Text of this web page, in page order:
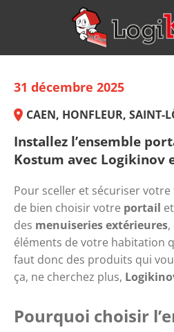
31 décembre 2025
CAEN, HONFLEUR, SAINT-
Installez l’ensemble
Kostum avec Logikinov
Pour sceller et sécuriser
de bien choisir votre portail
des menuiseries extérieures
éléments de votre habitation
faut donc des produits qui
ça, ne cherchez plus,
Pourquoi choisir